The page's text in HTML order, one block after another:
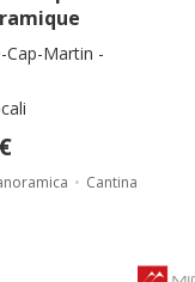
Cap-Martin -
Cantina